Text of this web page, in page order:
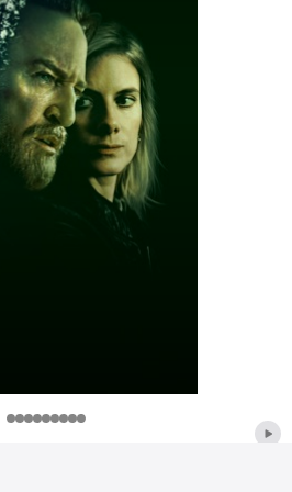
Item
Item
Item
Item
Item
Item
Item
Item
Item